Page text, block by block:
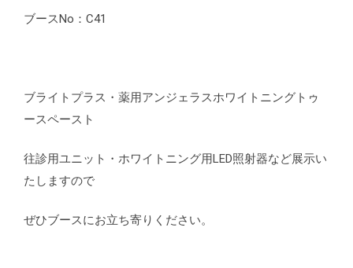
ブースNo：C41
ブライトプラス・薬用アンジェラスホワイトニングトゥ
ースペースト
往診用ユニット・ホワイトニング用LED照射器など展示い
たしますので
ぜひブースにお立ち寄りください。